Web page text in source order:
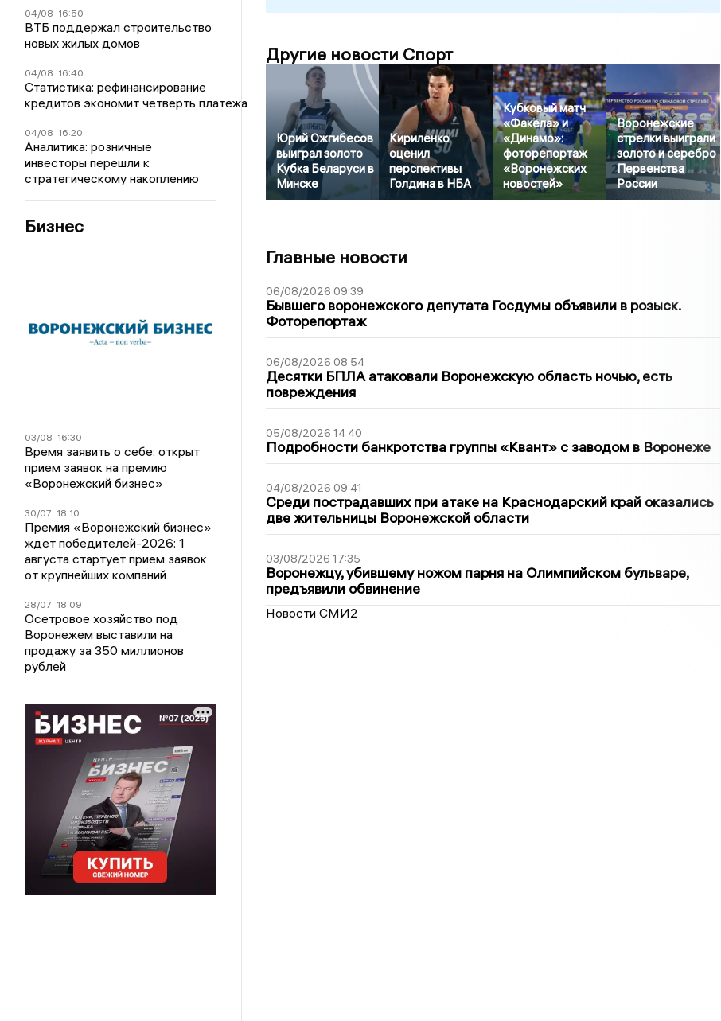
04/08 16:50
ВТБ поддержал строительство
новых жилых домов
04/08 16:40
Статистика: рефинансирование
кредитов экономит четверть платежа
04/08 16:20
Аналитика: розничные
инвесторы перешли к
стратегическому накоплению
Бизнес
03/08 16:30
Время заявить о себе: открыт
прием заявок на премию
«Воронежский бизнес»
30/07 18:10
Премия «Воронежский бизнес»
ждет победителей-2026: 1
августа стартует прием заявок
от крупнейших компаний
28/07 18:09
Осетровое хозяйство под
Воронежем выставили на
продажу за 350 миллионов
рублей
Другие новости Спорт
Юрий Ожгибесов
выиграл золото
Кубка Беларуси в
Минске
Кириленко
оценил
перспективы
Голдина в НБА
Кубковый матч
«Факела» и
«Динамо»:
фоторепортаж
«Воронежских
новостей»
Воронежские
стрелки выиграли
золото и серебро
Первенства
России
Главные новости
06/08/2026 09:39
Бывшего воронежского депутата Госдумы объявили в розыск.
Фоторепортаж
06/08/2026 08:54
Десятки БПЛА атаковали Воронежскую область ночью, есть
повреждения
05/08/2026 14:40
Подробности банкротства группы «Квант» с заводом в Воронеже
04/08/2026 09:41
Среди пострадавших при атаке на Краснодарский край оказались
две жительницы Воронежской области
03/08/2026 17:35
Воронежцу, убившему ножом парня на Олимпийском бульваре,
предъявили обвинение
Новости СМИ2